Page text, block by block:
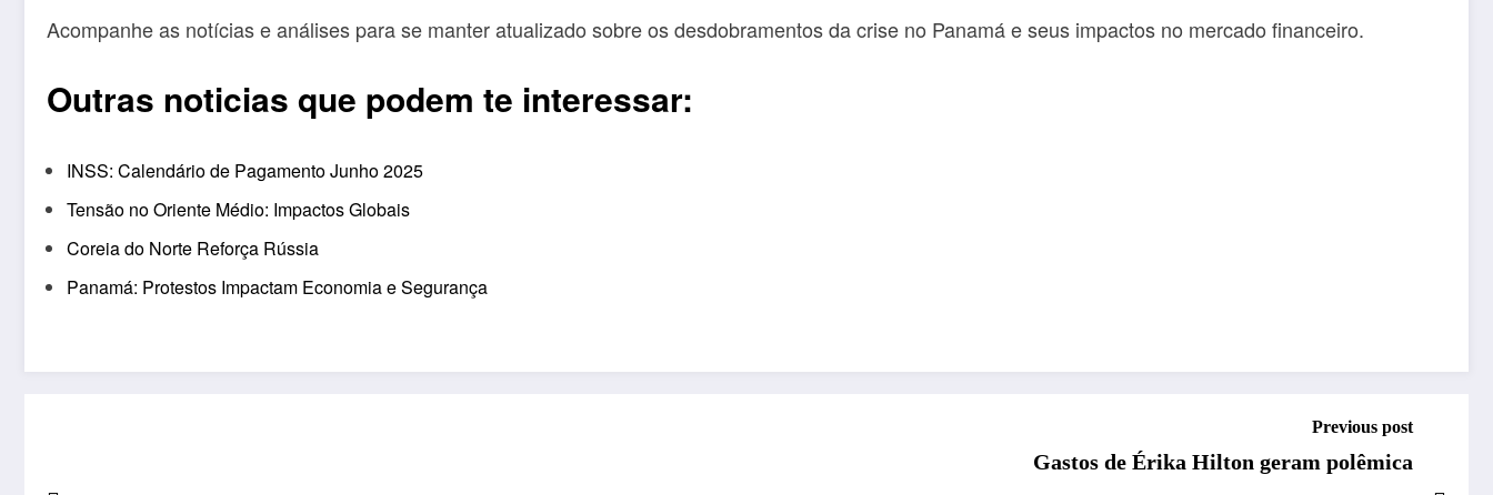
Acompanhe as notícias e análises para se manter atualizado sobre os desdobramentos da crise no Panamá e seus impactos no mercado financeiro.
Outras noticias que podem te interessar:
INSS: Calendário de Pagamento Junho 2025
Tensão no Oriente Médio: Impactos Globais
Coreia do Norte Reforça Rússia
Panamá: Protestos Impactam Economia e Segurança
Previous post
Gastos de Érika Hilton geram polêmica